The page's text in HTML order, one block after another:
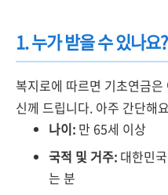
1. 누가 받을 수 있나요
복지로에 따르면 기초연금
신께 드립니다. 아주 간단해
나이: 만 65세 이상
국적 및 거주: 대한민
는 분